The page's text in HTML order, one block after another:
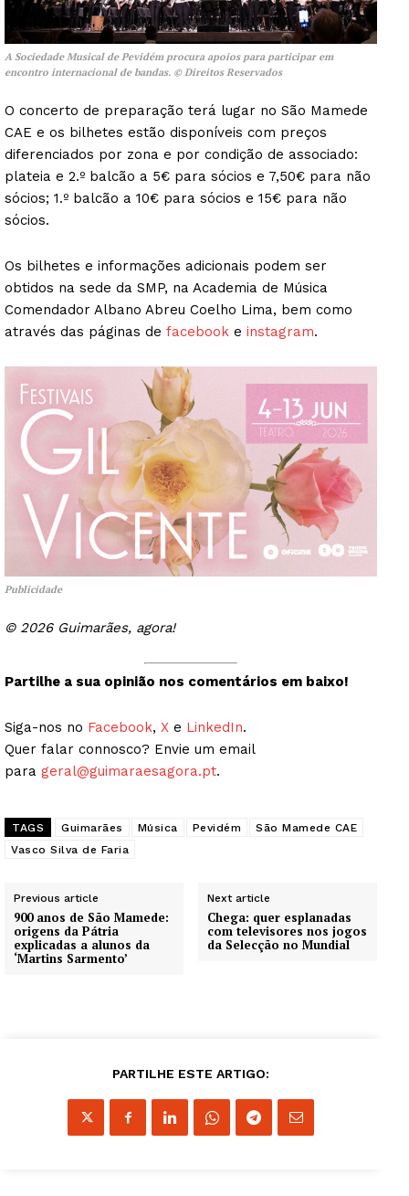
A Sociedade Musical de Pevidém procura apoios para participar em
encontro internacional de bandas. © Direitos Reservados
O concerto de preparação terá lugar no São Mamede
CAE e os bilhetes estão disponíveis com preços
diferenciados por zona e por condição de associado:
plateia e 2.º balcão a 5€ para sócios e 7,50€ para não
sócios; 1.º balcão a 10€ para sócios e 15€ para não
sócios.
Os bilhetes e informações adicionais podem ser
obtidos na sede da SMP, na Academia de Música
Comendador Albano Abreu Coelho Lima, bem como
através das páginas de facebook e instagram.
Publicidade
© 2026 Guimarães, agora!
Partilhe a sua opinião nos comentários em baixo!
Siga-nos no Facebook, X e LinkedIn.
Quer falar connosco? Envie um email
para geral@guimaraesagora.pt.
TAGS Guimarães Música Pevidém
São Mamede CAE
Vasco Silva de Faria
Previous article
900 anos de São Mamede:
origens da Pátria
explicadas a alunos da
‘Martins Sarmento’
Next article
Chega: quer esplanadas
com televisores nos jogos
da Selecção no Mundial
PARTILHE ESTE ARTIGO: